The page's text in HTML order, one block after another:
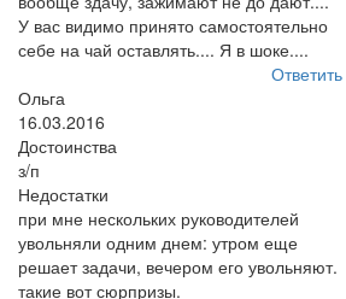
У вас видимо принято самостоятельно
себе на чай оставлять.... Я в шоке....
Ответить
Ольга
16.03.2016
Достоинства
з/п
Недостатки
при мне нескольких руководителей
увольняли одним днем: утром еще
решает задачи, вечером его увольняют.
такие вот сюрпризы.